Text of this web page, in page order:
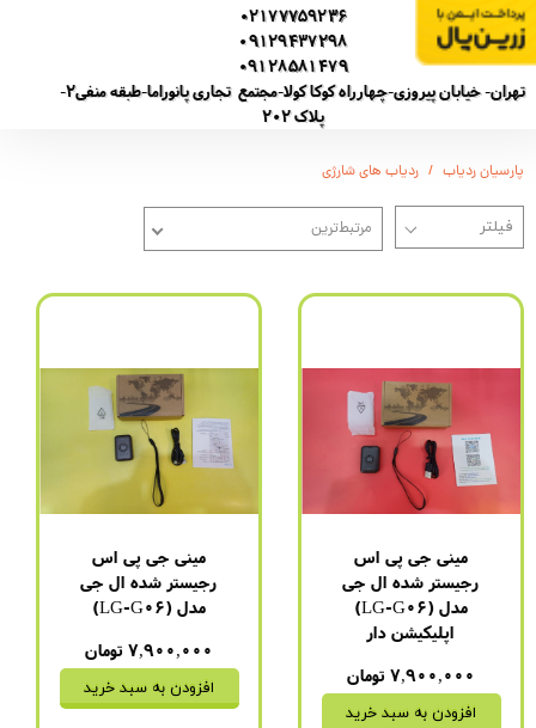
02177759236
09129437298
09128581479
تهران- خیابان پیروزی-چهارراه کوکا کولا-مجتمع تجاری پانوراما-طبقه منفی2-
پلاک 202
پارسیان ردیاب ردیاب های شارژی
مرتبط‌ترین
مینی جی پی اس
رجیستر شده ال جی
مدل (LG-G06)
اپلیکیشن دار
۷,۹۰۰,۰۰۰ تومان
افزودن به سبد خرید
مینی جی پی اس
رجیستر شده ال جی
مدل (LG-G06)
۷,۹۰۰,۰۰۰ تومان
افزودن به سبد خرید